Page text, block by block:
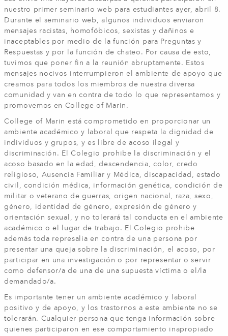
nuestro primer seminario web para estudiantes ayer, abril 8.
Durante el seminario web, algunos individuos enviaron
mensajes racistas, homofóbicos, sexistas y dañinos e
inaceptables por medio de la función para Preguntas y
Respuestas y por la función de chateo. Por causa de esto,
tuvimos que poner fin a la reunión abruptamente. Estos
mensajes nocivos interrumpieron el ambiente de apoyo que
creamos para todos los miembros de nuestra diversa
comunidad y van en contra de todo lo que representamos y
promovemos en College of Marin.
College of Marin está comprometido en proporcionar un
ambiente académico y laboral que respeta la dignidad de
individuos y grupos, y es libre de acoso ilegal y
discriminación. El Colegio prohibe la discriminación y el
acoso basado en la edad, descendencia, color, credo
religioso, Ausencia Familiar y Médica, discapacidad, estado
civil, condición médica, información genética, condición de
militar o veterano de guerras, origen nacional, raza, sexo,
género, identidad de género, expresión de género y
orientación sexual, y no tolerará tal conducta en el ambiente
académico o el lugar de trabajo. El Colegio prohibe
además toda represalia en contra de una persona por
presentar una queja sobre la discriminación, el acoso, por
participar en una investigación o por representar o servir
como defensor/a de una de una supuesta víctima o el/la
demandado/a.
Es importante tener un ambiente académico y laboral
positivo y de apoyo, y los trastornos a este ambiente no se
tolerarán. Cualquier persona que tenga información sobre
quienes participaron en ese comportamiento inapropiado